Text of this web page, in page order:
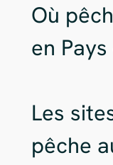
Où
en
Les
pêche